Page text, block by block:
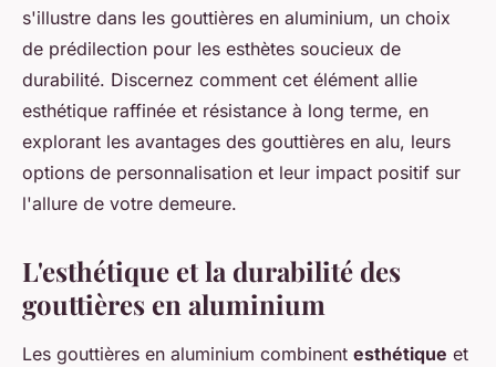
s'illustre dans les gouttières en aluminium, un choix
de prédilection pour les esthètes soucieux de
durabilité. Discernez comment cet élément allie
esthétique raffinée et résistance à long terme, en
explorant les avantages des gouttières en alu, leurs
options de personnalisation et leur impact positif sur
l'allure de votre demeure.
L'esthétique et la durabilité des
gouttières en aluminium
Les gouttières en aluminium combinent esthétique et